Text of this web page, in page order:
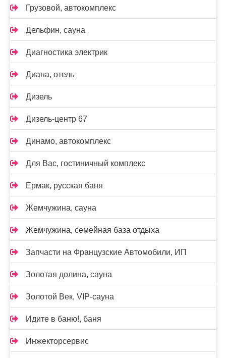
Грузовой, автокомплекс
Дельфин, сауна
Диагностика электрик
Диана, отель
Дизель
Дизель-центр 67
Динамо, автокомплекс
Для Вас, гостиничный комплекс
Ермак, русская баня
Жемчужина, сауна
Жемчужина, семейная база отдыха
Запчасти на Французские Автомобили, ИП
Золотая долина, сауна
Золотой Век, VIP-сауна
Идите в баню!, баня
Инжекторсервис